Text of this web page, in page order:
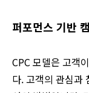
퍼포먼스 기반
CPC 모델은 고객
다. 고객의 관심과